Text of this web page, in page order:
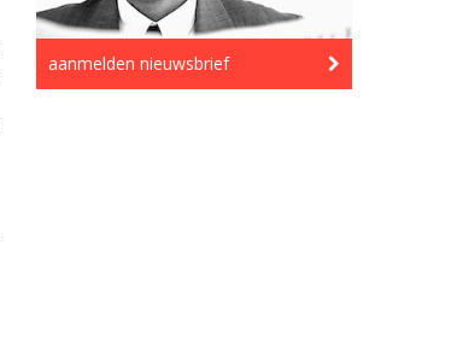
aanmelden nieuwsbrief